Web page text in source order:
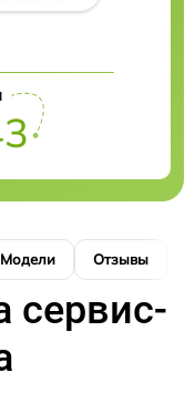
Модели Отзывы
сервис-